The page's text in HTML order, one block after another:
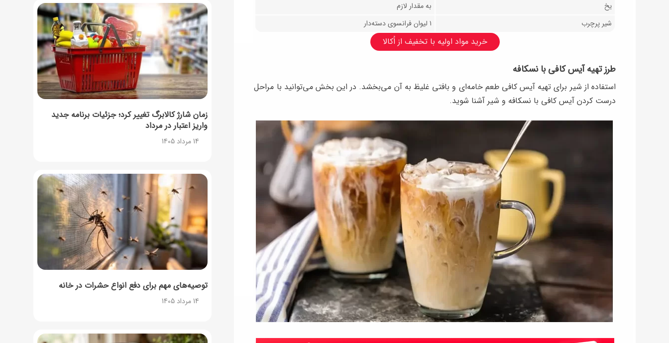
یخ
به مقدار لازم
شیر پرچرب
۱ لیوان فرانسوی دسته‌دار
خرید مواد اولیه با تخفیف از اُکالا
طرز تهیه آیس کافی با نسکافه
استفاده از شیر برای تهیه آیس کافی طعم خامه‌ای و بافتی غلیظ به آن می‌بخشد. در این بخش می‌توانید با مراحل
درست کردن آیس کافی با نسکافه و شیر آشنا شوید.
زمان شارژ کالابرگ تغییر کرد؛ جزئیات برنامه جدید
واریز اعتبار در مرداد
14 مرداد 1405
توصیه‌های مهم برای دفع انواع حشرات در خانه
14 مرداد 1405